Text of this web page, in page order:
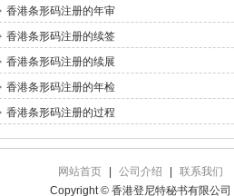
香港条形码注册的年审
香港条形码注册的续签
香港条形码注册的续展
香港条形码注册的年检
香港条形码注册的过程
网站首页 公司介绍
联系我们
Copyright © 香港登尼特秘书有限公司